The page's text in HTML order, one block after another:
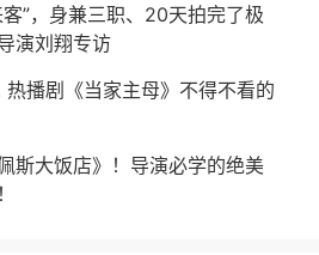
”，身兼三职、20天拍完了极
演刘翔专访
播剧《当家主母》不得不看的
斯大饭店》！导演必学的绝美